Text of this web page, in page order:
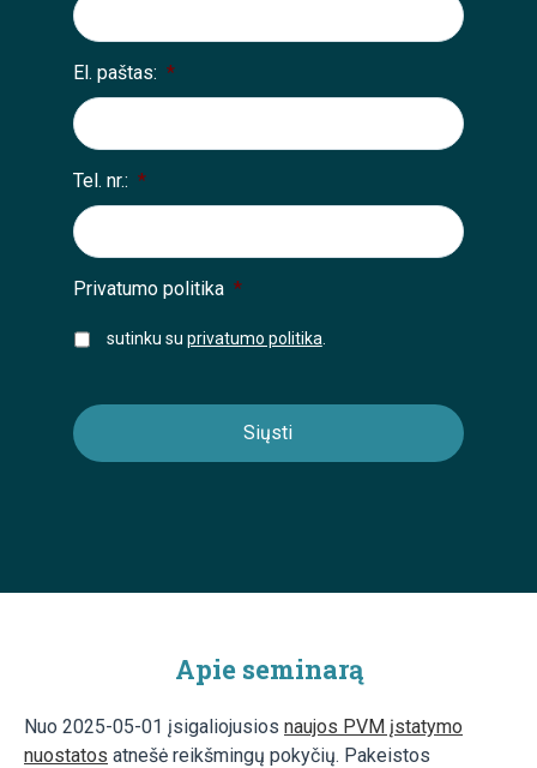
El. paštas: *
Tel. nr.: *
Privatumo politika *
sutinku su privatumo politika
Apie seminarą
Nuo 2025-05-01 įsigaliojusios naujos PVM įstatymo
nuostatos atnešė reikšmingų pokyčių. Pakeistos